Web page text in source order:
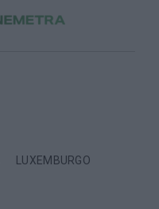
LUXEMBURGO